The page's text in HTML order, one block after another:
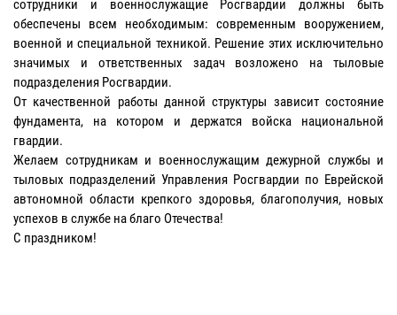
сотрудники и военнослужащие Росгвардии должны быть
обеспечены всем необходимым: современным вооружением,
военной и специальной техникой. Решение этих исключительно
значимых и ответственных задач возложено на тыловые
подразделения Росгвардии.
От качественной работы данной структуры зависит состояние
фундамента, на котором и держатся войска национальной
гвардии.
Желаем сотрудникам и военнослужащим дежурной службы и
тыловых подразделений Управления Росгвардии по Еврейской
автономной области крепкого здоровья, благополучия, новых
успехов в службе на благо Отечества!
С праздником!